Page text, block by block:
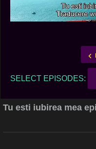
SELECT EPISODES:
Tu esti iubirea mea